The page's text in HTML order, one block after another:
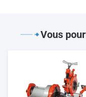
Vous